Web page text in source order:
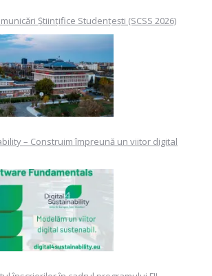
Științifice Studențești (SCSS 2026)
– Construim împreună un viitor digital